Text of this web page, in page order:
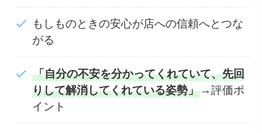
もしものときの安心が店への信頼へとつな
がる
「自分の不安を分かってくれていて、先回
りして解消してくれている姿勢」 →評価ポ
イント